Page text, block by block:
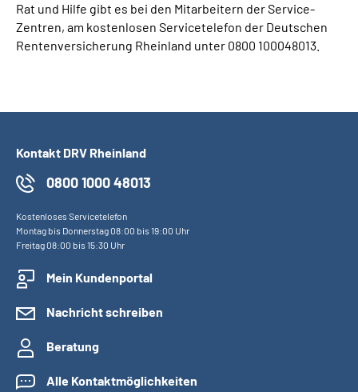
Rat und Hilfe gibt es bei den Mitarbeitern der Service-
Zentren, am kostenlosen Servicetelefon der Deutschen
Rentenversicherung Rheinland unter 0800 100048013.
Kontakt DRV Rheinland
0800 1000 48013
Kostenloses Servicetelefon
Montag bis Donnerstag 08:00 bis 19:00 Uhr
Freitag 08:00 bis 15:30 Uhr
Mein Kundenportal
Nachricht schreiben
Beratung
Alle Kontaktmöglichkeiten